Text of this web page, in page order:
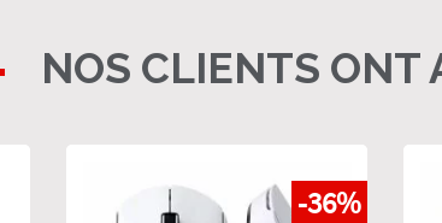
NOS CLIENTS ONT
-36%